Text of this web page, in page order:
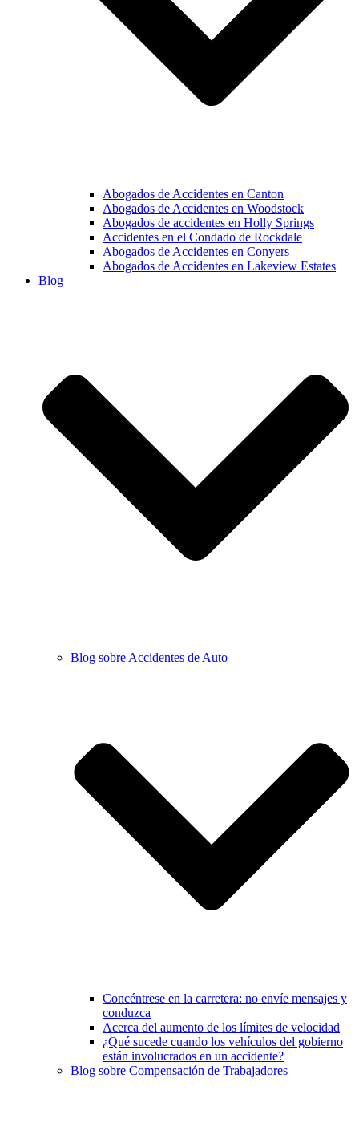
Abogados de Accidentes en Canton
Abogados de Accidentes en Woodstock
Abogados de accidentes en Holly Springs
Accidentes en el Condado de Rockdale
Abogados de Accidentes en Conyers
Abogados de Accidentes en Lakeview Estates
Blog
Blog sobre Accidentes de Auto
Concéntrese en la carretera: no envíe mensajes y
conduzca
Acerca del aumento de los límites de velocidad
¿Qué sucede cuando los vehículos del gobierno
están involucrados en un accidente?
Blog sobre Compensación de Trabajadores